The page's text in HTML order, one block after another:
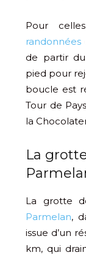
Pour
randonnées
de partir
pied pour
boucle est
Tour de
la
La
La grotte
Parmelan,
issue d’un
km, qui